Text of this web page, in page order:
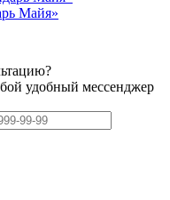
Майя»
удобный мессенджер